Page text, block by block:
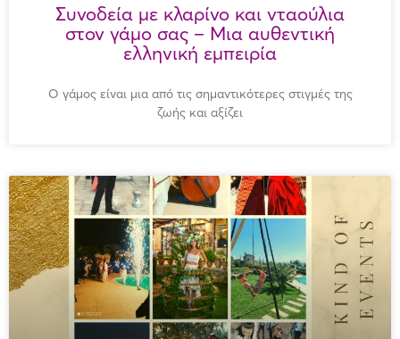
Συνοδεία με κλαρίνο και νταούλια
στον γάμο σας – Μια αυθεντική
ελληνική εμπειρία
Ο γάμος είναι μια από τις σημαντικότερες στιγμές της
ζωής και αξίζει